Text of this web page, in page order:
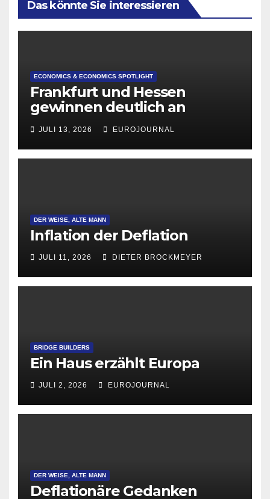
Das könnte Sie interessieren
ECONOMICS & ECONOMICS SPOTLIGHT
Frankfurt und Hessen
gewinnen deutlich an
Attraktivität für Startup-
Gründungen
JULI 13, 2026 EUROJOURNAL
DER WEISE, ALTE MANN
Inflation der Deflation
JULI 11, 2026 DIETER BROCKMEYER
BRIDGE BUILDERS
Ein Haus erzählt Europa
JULI 2, 2026 EUROJOURNAL
DER WEISE, ALTE MANN
Deflationäre Gedanken